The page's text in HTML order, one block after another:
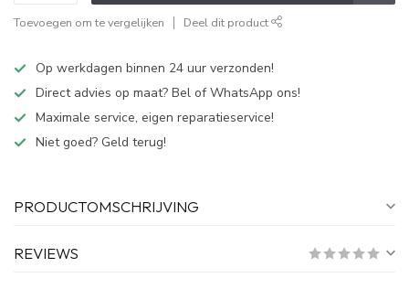
Toevoegen om te vergelijken Deel dit product
Op werkdagen binnen 24 uur verzonden!
Direct advies op maat? Bel of WhatsApp ons!
Maximale service, eigen reparatieservice!
Niet goed? Geld terug!
PRODUCTOMSCHRIJVING
REVIEWS